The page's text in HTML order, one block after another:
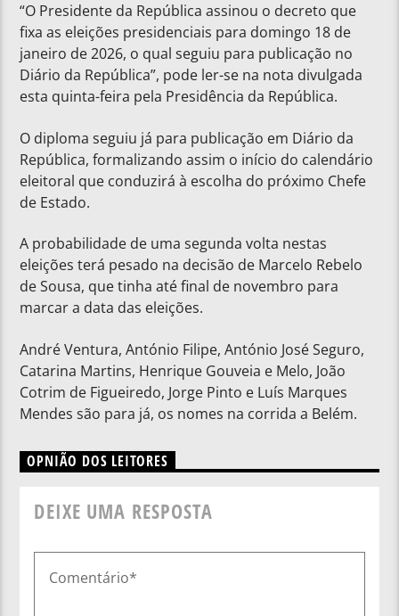
“O Presidente da República assinou o decreto que
fixa as eleições presidenciais para domingo 18 de
janeiro de 2026, o qual seguiu para publicação no
Diário da República”, pode ler-se na nota divulgada
esta quinta-feira pela Presidência da República.
O diploma seguiu já para publicação em Diário da
República, formalizando assim o início do calendário
eleitoral que conduzirá à escolha do próximo Chefe
de Estado.
A probabilidade de uma segunda volta nestas
eleições terá pesado na decisão de Marcelo Rebelo
de Sousa, que tinha até final de novembro para
marcar a data das eleições.
André Ventura, António Filipe, António José Seguro,
Catarina Martins, Henrique Gouveia e Melo, João
Cotrim de Figueiredo, Jorge Pinto e Luís Marques
Mendes são para já, os nomes na corrida a Belém.
OPNIÃO DOS LEITORES
DEIXE UMA RESPOSTA